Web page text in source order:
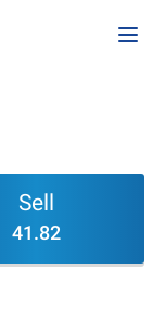
Sell
41.82